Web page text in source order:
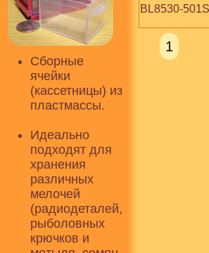
Сборные
ячейки
(кассетницы) из
пластмассы.
Идеально
подходят для
хранения
различных
мелочей
(радиодеталей,
рыболовных
крючков и
BL8530-
1